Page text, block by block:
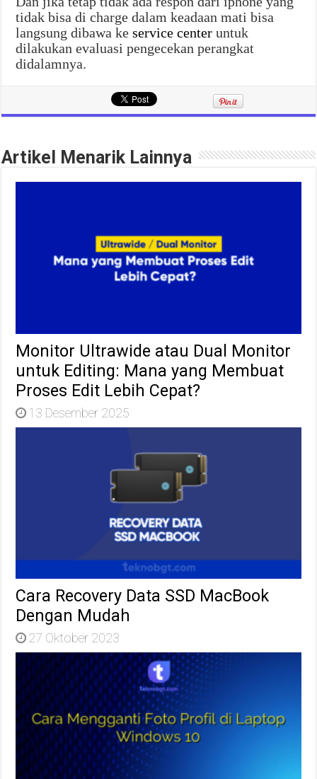
tidak bisa di charge dalam keadaan mati bisa
langsung dibawa keservice center untuk
dilakukan evaluasi pengecekan perangkat
didalamnya.
Artikel Menarik Lainnya
Monitor Ultrawide atau Dual Monitor
untuk Editing: Mana yang Membuat
Proses Edit Lebih Cepat?
13 Desember 2025
Cara Recovery Data SSD MacBook
Dengan Mudah
27 Oktober 2023